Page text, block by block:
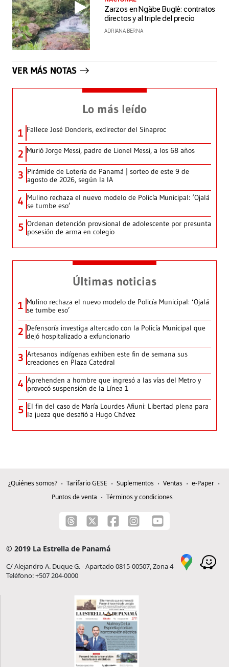
Zarzos en Ngäbe Buglé: contratos
directos y al triple del precio
ADRIANA BERNA
VER MÁS NOTAS
Lo más leído
1 Fallece José Donderis, exdirector del Sinaproc
2 Murió Jorge Messi, padre de Lionel Messi, a los 68 años
3 Pirámide de Lotería de Panamá | sorteo de este 9 de
agosto de 2026, según la IA
4 Mulino rechaza el nuevo modelo de Policía Municipal: ‘Ojalá
se tumbe eso’
5 Ordenan detención provisional de adolescente por presunta
posesión de arma en colegio
Últimas noticias
1 Mulino rechaza el nuevo modelo de Policía Municipal: ‘Ojalá
se tumbe eso’
2 Defensoría investiga altercado con la Policía Municipal que
dejó hospitalizado a exfuncionario
3 Artesanos indígenas exhiben este fin de semana sus
creaciones en Plaza Catedral
4 Aprehenden a hombre que ingresó a las vías del Metro y
provocó suspensión de la Línea 1
5 El fin del caso de María Lourdes Afiuni: Libertad plena para
la jueza que desafió a Hugo Chávez
¿Quiénes somos? Tarifario GESE Suplementos Ventas
e-Paper
Puntos de venta
Términos y condiciones
© 2019 La Estrella de Panamá
C/ Alejandro A. Duque G. - Apartado 0815-00507, Zona 4
Teléfono: +507 204-0000